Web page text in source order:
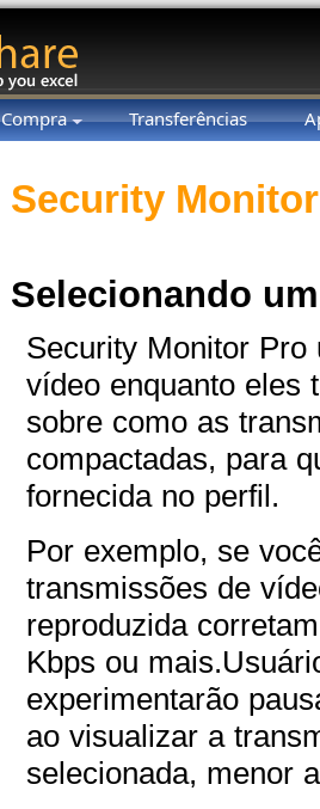
Compra Transferências
Security
Selecionando
Security Monitor Pro
vídeo enquanto eles
sobre como as
compactadas, para
fornecida no perfil.
Por exemplo, se
transmissões de
reproduzida
Kbps ou
experimentarão
ao visualizar a
selecionada, menor